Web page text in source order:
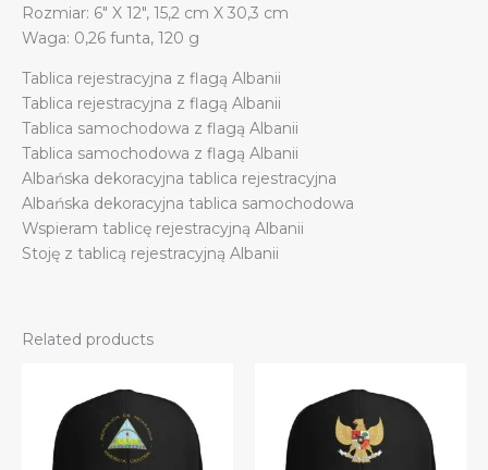
Rozmiar: 6″ X 12″, 15,2 cm X 30,3 cm
Waga: 0,26 funta, 120 g
Tablica rejestracyjna z flagą Albanii
Tablica rejestracyjna z flagą Albanii
Tablica samochodowa z flagą Albanii
Tablica samochodowa z flagą Albanii
Albańska dekoracyjna tablica rejestracyjna
Albańska dekoracyjna tablica samochodowa
Wspieram tablicę rejestracyjną Albanii
Stoję z tablicą rejestracyjną Albanii
Related products